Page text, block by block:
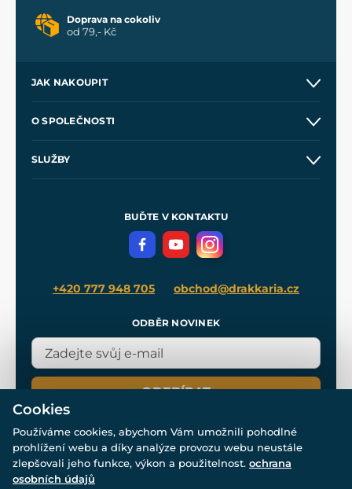
Doprava na cokoliv
od 79,- Kč
JAK NAKOUPIT
Velkoobchod
O SPOLEČNOSTI
SLUŽBY
Meče pro Kingdom Come
BUĎTE V KONTAKTU
+420 777 948 705 obchod@drakkaria.cz
ODBĚR NOVINEK
ODEBÍRAT
© Všechna práva vyhrazena. www.drakkaria.cz 2007-2026.
Cookies
Používáme cookies, abychom Vám umožnili pohodlné
prohlížení webu a díky analýze provozu webu neustále
zlepšovali jeho funkce, výkon a použitelnost. ochrana
osobních údajů